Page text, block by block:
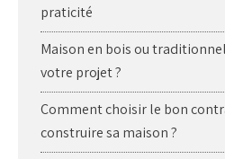
praticité
Maison en bois ou
votre projet ?
Comment choisir le bon
construire sa maison ?